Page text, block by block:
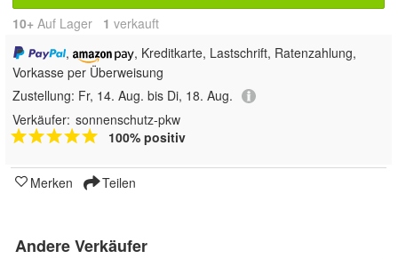
10+ Auf Lager 1 verkauft
,
, Kreditkarte, Lastschrift, Ratenzahlung,
Vorkasse per Überweisung
Zustellung: Fr, 14. Aug. bis Di, 18. Aug.
Verkäufer: sonnenschutz-pkw
100% positiv
Merken Teilen
Andere Verkäufer